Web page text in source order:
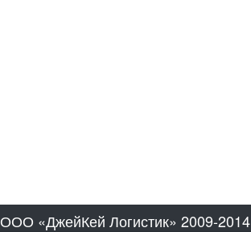
ООО «ДжейКей Логистик» 2009-2014